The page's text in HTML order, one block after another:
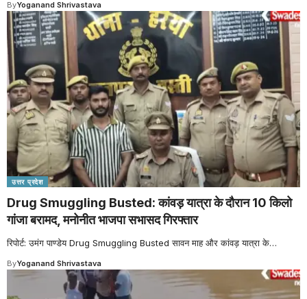
ByYoganand Shrivastava
उत्तर प्रदेश
Drug Smuggling Busted: कांवड़ यात्रा के दौरान 10 किलो
गांजा बरामद, मनोनीत भाजपा सभासद गिरफ्तार
रिपोर्ट: उमंग पाण्डेय Drug Smuggling Busted सावन माह और कांवड़ यात्रा के…
ByYoganand Shrivastava